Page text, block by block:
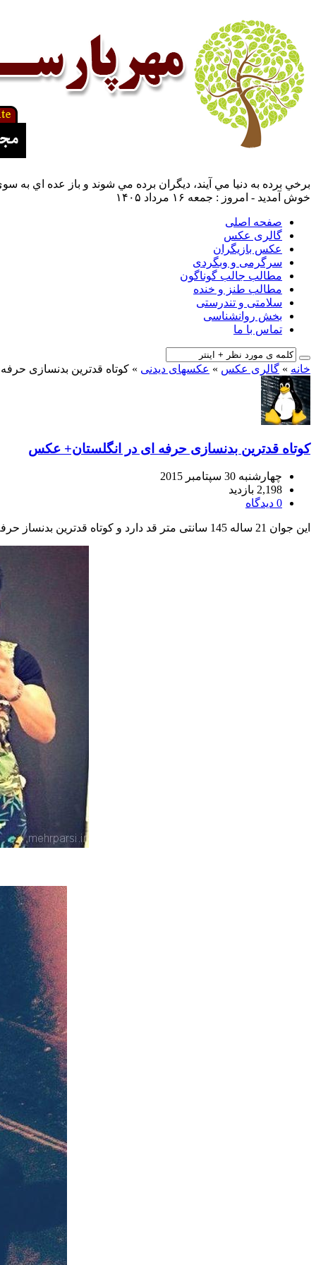
برخي برده به دنيا مي آيند، ديگران برده مي شوند و باز عده اي
خوش آمدید - امروز : جمعه ۱۶ مرداد ۱۴۰۵
صفحه اصلی
گالری عکس
عکس بازیگران
سرگرمی و وبگردی
مطالب جالب گوناگون
مطالب طنز و خنده
سلامتی و تندرستی
بخش روانشناسی
تماس با ما
خانه » گالری عکس » عکسهای دیدنی » کوتاه قدترین بدنسازی
کوتاه قدترین بدنسازی حرفه ای در انگلستان+ عکس
چهارشنبه 30 سپتامبر 2015
2,198 بازدید
0 دیدگاه
این جوان 21 ساله 145 سانتی متر قد دارد و کوتاه قدترین بدنساز حرفه ای در کشور انگلستان لقب دارد. در زیر عکسهای جالبی از وی را مشاهده میکنید.